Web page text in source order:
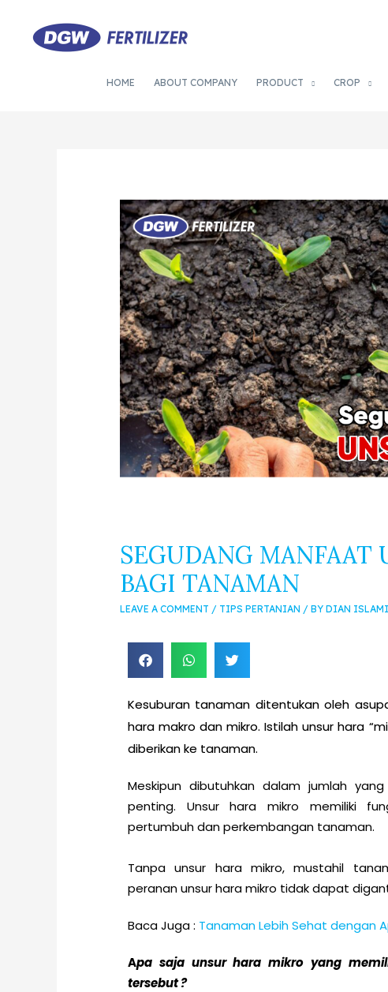
HOME ABOUT COMPANY PRODUCT CROP
SEGUDANG MANFAAT
BAGI TANAMAN
LEAVE A COMMENT / TIPS PERTANIAN / BYDIAN
Kesuburan tanaman ditentukan oleh
hara makro dan mikro. Istilah unsur hara
diberikan ke tanaman.
Meskipun dibutuhkan dalam jumlah
penting. Unsur hara mikro memiliki
pertumbuh dan perkembangan tanaman.
Tanpa unsur hara mikro, mustahil
peranan unsur hara mikro tidak dapat
Baca Juga : Tanaman Lebih Sehat dengan
Apa saja unsur hara mikro yang
tersebut ?